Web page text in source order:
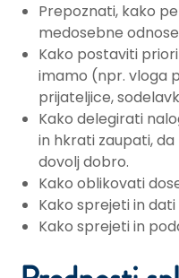
Prepoznati, kako
medosebne
Kako postaviti
imamo (npr. vloga
prijateljice,
Kako delegirati
in hkrati zaupati,
dovolj dobro.
Kako oblikovati
Kako sprejeti in
Kako sprejeti in